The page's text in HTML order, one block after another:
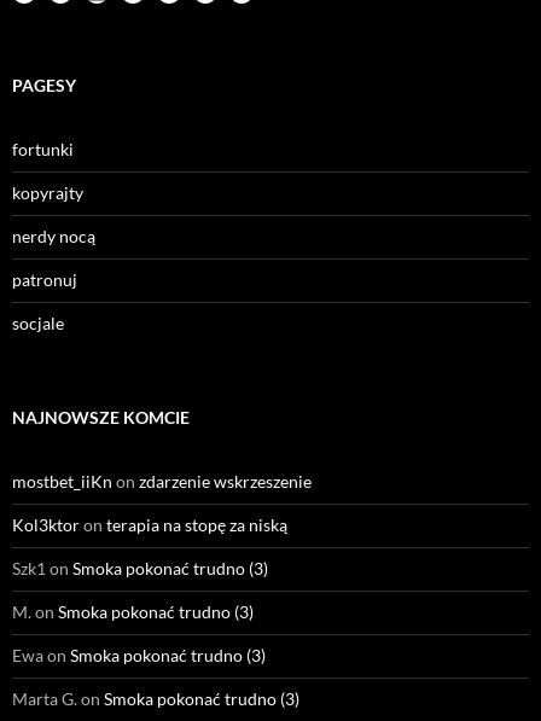
PAGESY
fortunki
kopyrajty
nerdy nocą
patronuj
socjale
NAJNOWSZE KOMCIE
mostbet_iiKn on zdarzenie wskrzeszenie
Kol3ktoron terapia na stopę za niską
Szk1on Smoka pokonać trudno (3)
M.on Smoka pokonać trudno (3)
Ewaon Smoka pokonać trudno (3)
Marta G.on Smoka pokonać trudno (3)